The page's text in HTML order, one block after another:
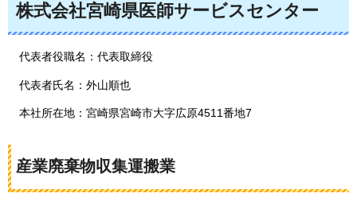
株式会社宮崎県医師サービスセンター
代表者役職名：代表取締役
代表者氏名：外山順也
本社所在地：宮崎県宮崎市大字広原4511番地7
産業廃棄物収集運搬業